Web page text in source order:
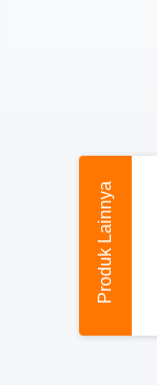
Produk Lainnya